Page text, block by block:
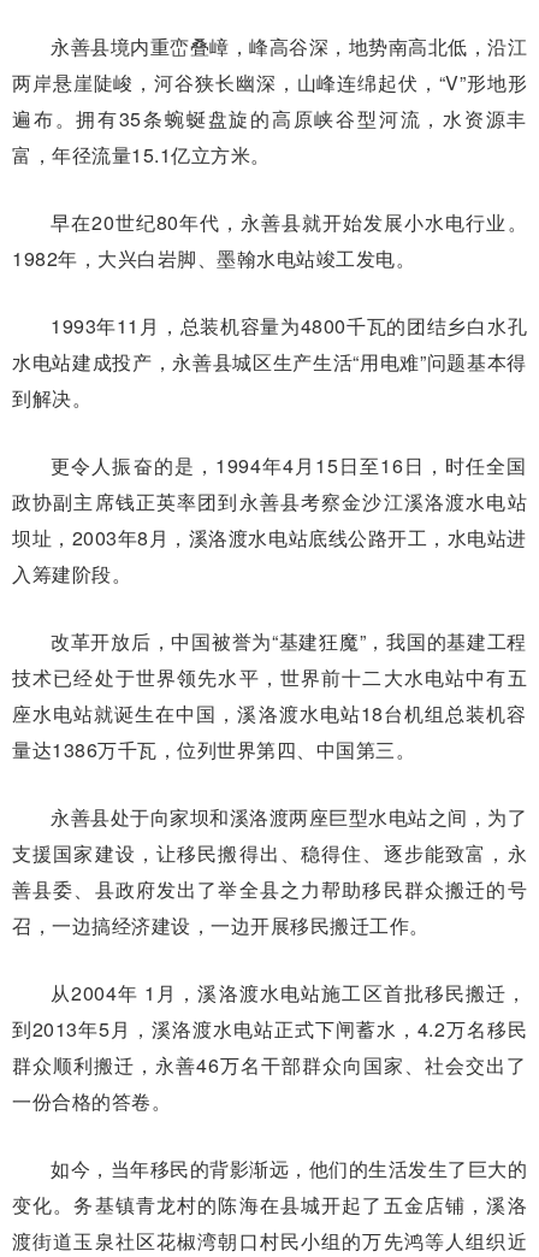
永善县境内重峦叠嶂，峰高谷深，地势南高北低，沿江
两岸悬崖陡峻，河谷狭长幽深，山峰连绵起伏，“V”形地形
遍布。拥有35条蜿蜒盘旋的高原峡谷型河流，水资源丰
富，年径流量15.1亿立方米。
早在20世纪80年代，永善县就开始发展小水电行业。
1982年，大兴白岩脚、墨翰水电站竣工发电。
1993年11月，总装机容量为4800千瓦的团结乡白水孔
水电站建成投产，永善县城区生产生活“用电难”问题基本得
到解决。
更令人振奋的是，1994年4月15日至16日，时任全国
政协副主席钱正英率团到永善县考察金沙江溪洛渡水电站
坝址，2003年8月，溪洛渡水电站底线公路开工，水电站进
入筹建阶段。
改革开放后，中国被誉为“基建狂魔”，我国的基建工程
技术已经处于世界领先水平，世界前十二大水电站中有五
座水电站就诞生在中国，溪洛渡水电站18台机组总装机容
量达1386万千瓦，位列世界第四、中国第三。
永善县处于向家坝和溪洛渡两座巨型水电站之间，为了
支援国家建设，让移民搬得出、稳得住、逐步能致富，永
善县委、县政府发出了举全县之力帮助移民群众搬迁的号
召，一边搞经济建设，一边开展移民搬迁工作。
从2004年 1月，溪洛渡水电站施工区首批移民搬迁，
到2013年5月，溪洛渡水电站正式下闸蓄水，4.2万名移民
群众顺利搬迁，永善46万名干部群众向国家、社会交出了
一份合格的答卷。
如今，当年移民的背影渐远，他们的生活发生了巨大的
变化。务基镇青龙村的陈海在县城开起了五金店铺，溪洛
渡街道玉泉社区花椒湾朝口村民小组的万先鸿等人组织近